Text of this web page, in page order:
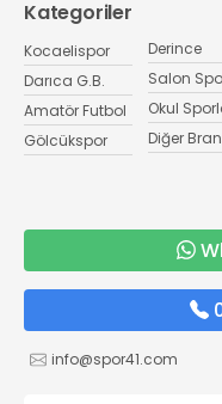
Kategoriler
Kocaelispor
Darıca G.B.
Amatör Futbol
Gölcükspor
Derince
Salon
Okul
Diğer
info@spor41.com